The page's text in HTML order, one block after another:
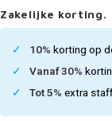
Zakelijke korting.
10% korting op
Vanaf 30%
Tot 5% extra